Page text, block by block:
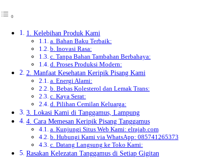
1. Kelebihan Produk Kami
a. Bahan Baku Terbaik:
b. Inovasi Rasa:
c. Tanpa Bahan Tambahan Berbahaya:
d. Proses Produksi Modern:
2. Manfaat Kesehatan Keripik Pisang Kami
a. Energi Alami:
b. Bebas Kolesterol dan Lemak Trans:
c. Kaya Serat:
d. Pilihan Cemilan Keluarga:
3. Lokasi Kami di Tanggamus, Lampung
4. Cara Memesan Keripik Pisang Tanggamus
a. Kunjungi Situs Web Kami: elrajab.com
b. Hubungi Kami via WhatsApp: 085741265373
c. Datang Langsung ke Toko Kami:
Rasakan Kelezatan Tanggamus di Setiap Gigitan